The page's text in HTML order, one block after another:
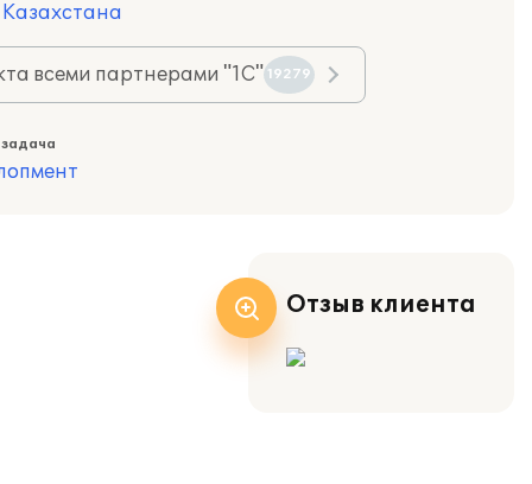
Казахстана
всеми партнерами "1С" 19279
Отзыв клиента